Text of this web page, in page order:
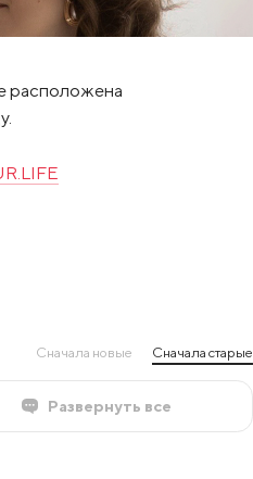
расположена
Сначала новые Сначала старые
Развернуть все